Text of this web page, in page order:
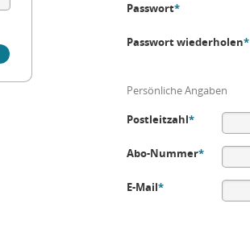
Passwort*
Passwort wiederholen*
Persönliche Angaben
Postleitzahl*
Abo-Nummer*
E-Mail*